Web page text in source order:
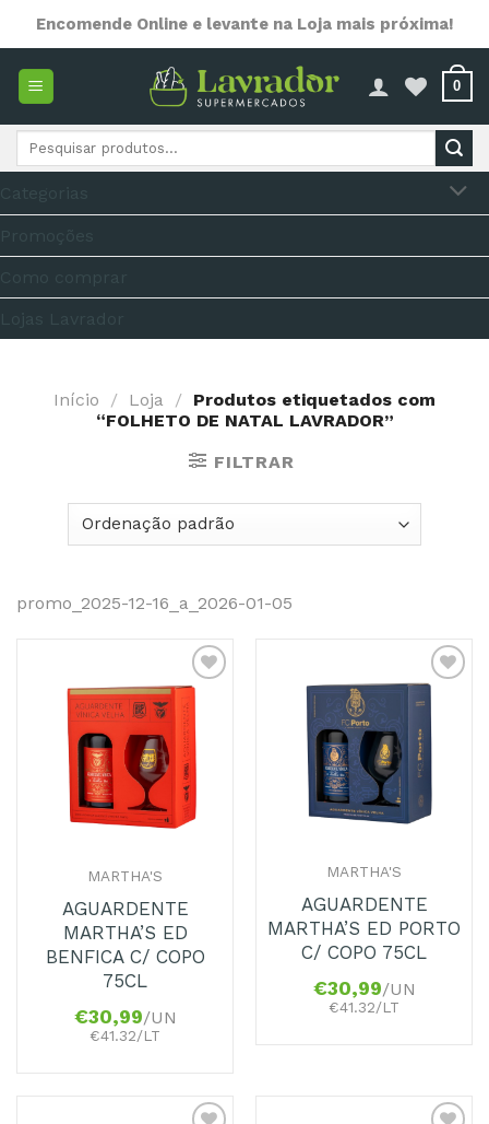
content
Encomende Online e levante na Loja mais próxima!
0
Pesquisar
Início / Loja / Produtos etiquetados com
“FOLHETO DE NATAL LAVRADOR”
FILTRAR
promo_2025-12-16_a_2026-01-05
Adicionar
aos
Favoritos
MARTHA'S
AGUARDENTE
MARTHA’S ED
BENFICA C/ COPO
75CL
€30,99/UN
€41.32/LT
Adicionar
Favoritos
MARTHA'S
AGUARDENTE
MARTHA’S ED PORTO
C/ COPO 75CL
€30,99/UN
€41.32/LT